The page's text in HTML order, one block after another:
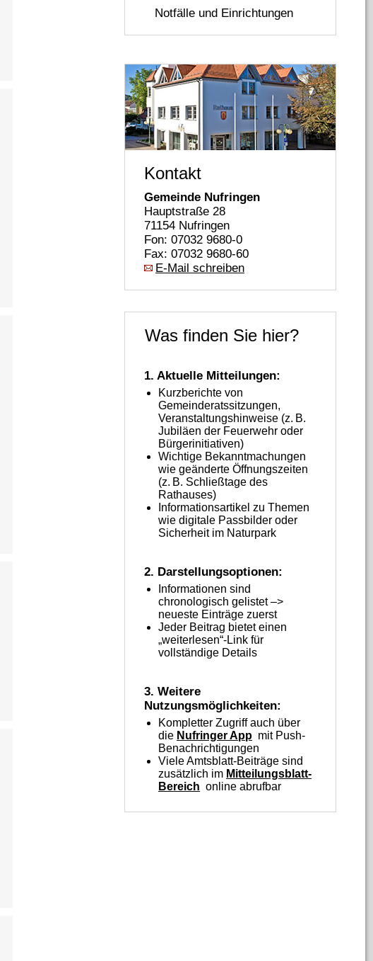
Notfälle und Einrichtungen
Kontakt
Gemeinde Nufringen
Hauptstraße 28
71154 Nufringen
Fon: 07032 9680-0
Fax: 07032 9680-60
E-Mail schreiben
Was finden Sie hier?
1. Aktuelle Mitteilungen:
Kurzberichte von
Gemeinderatssitzungen,
Veranstaltungshinweise (z. B.
Jubiläen der Feuerwehr oder
Bürgerinitiativen)
Wichtige Bekanntmachungen
wie geänderte Öffnungszeiten
(z. B. Schließtage des
Rathauses)
Informationsartikel zu Themen
wie digitale Passbilder oder
Sicherheit im Naturpark
2. Darstellungsoptionen:
Informationen sind
chronologisch gelistet –>
neueste Einträge zuerst
Jeder Beitrag bietet einen
„weiterlesen“-Link für
vollständige Details
3. Weitere
Nutzungsmöglichkeiten:
Kompletter Zugriff auch über
die Nufringer App mit Push-
Benachrichtigungen
Viele Amtsblatt‑Beiträge sind
zusätzlich im Mitteilungsblatt-
Bereich online abrufbar